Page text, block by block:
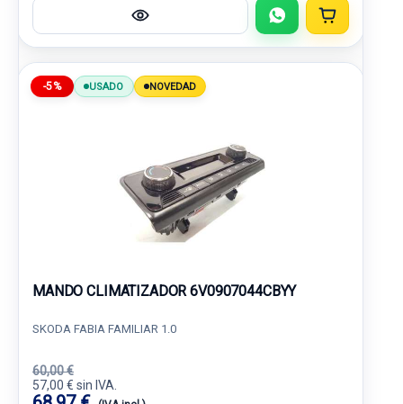
-5% USADO NOVEDAD
MANDO CLIMATIZADOR 6V0907044CBYY
SKODA FABIA FAMILIAR 1.0
60,00 €
57,00 € sin IVA.